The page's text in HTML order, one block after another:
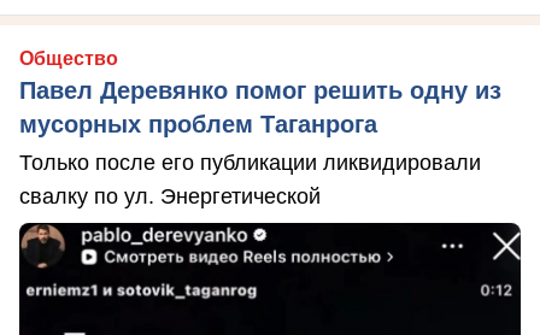
Общество
Павел Деревянко помог решить одну из
мусорных проблем Таганрога
Только после его публикации ликвидировали
свалку по ул. Энергетической